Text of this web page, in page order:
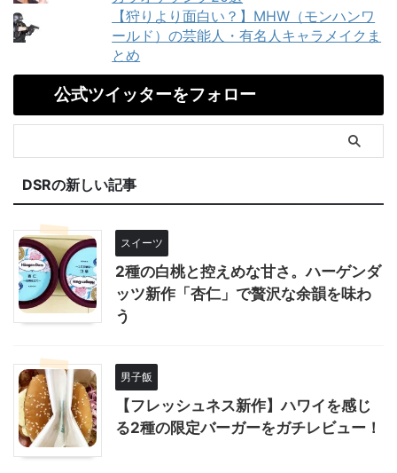
【狩りより面白い？】MHW（モンハンワ
ールド）の芸能人・有名人キャラメイクま
とめ
公式ツイッターをフォロー
DSRの新しい記事
スイーツ
2種の白桃と控えめな甘さ。ハーゲンダ
ッツ新作「杏仁」で贅沢な余韻を味わ
う
男子飯
【フレッシュネス新作】ハワイを感じ
る2種の限定バーガーをガチレビュー！